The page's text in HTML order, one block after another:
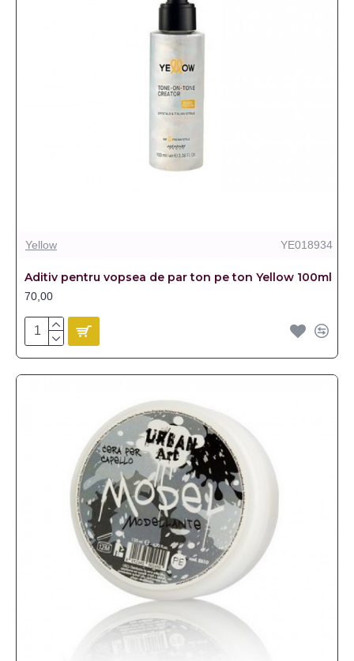
Yellow YE018934
Aditiv pentru vopsea de par ton pe ton Yellow 100ml
70,00